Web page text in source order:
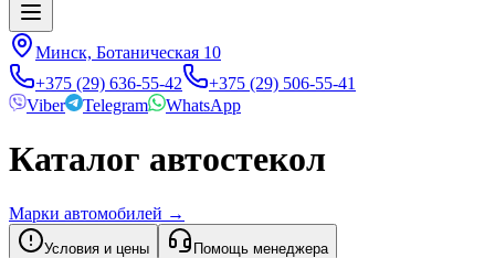
Минск, Ботаническая 10
+375 (29) 636-55-42
+375 (29) 506-55-41
Viber
Telegram WhatsApp
Каталог автостекол
Марки автомобилей →
Условия и цены Помощь менеджера